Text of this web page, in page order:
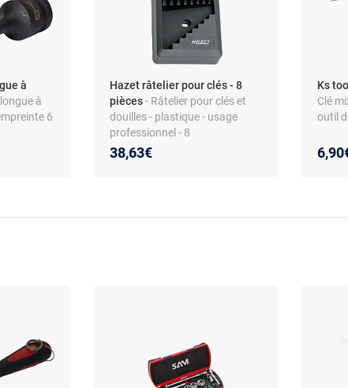
à
à
6
Hazet râtelier pour clés - 8
pièces- Râtelier pour clés et
douilles - plastique - usage
professionnel - 8
emplacements
38,63€
Ks
Clé
outil